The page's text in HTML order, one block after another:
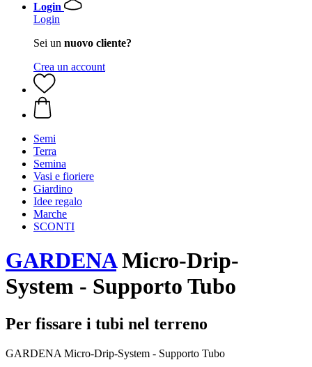
Login
Login
Sei un nuovo cliente?
Crea un account
Semi
Terra
Semina
Vasi e fioriere
Giardino
Idee regalo
Marche
SCONTI
GARDENAMicro-Drip-
System - Supporto Tubo
Per fissare i tubi nel terreno
GARDENA Micro-Drip-System - Supporto Tubo